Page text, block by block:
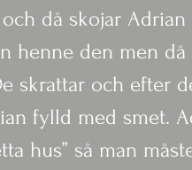
då skojar
henne den men
skrattar och efter
fylld med smet.
hus” så man